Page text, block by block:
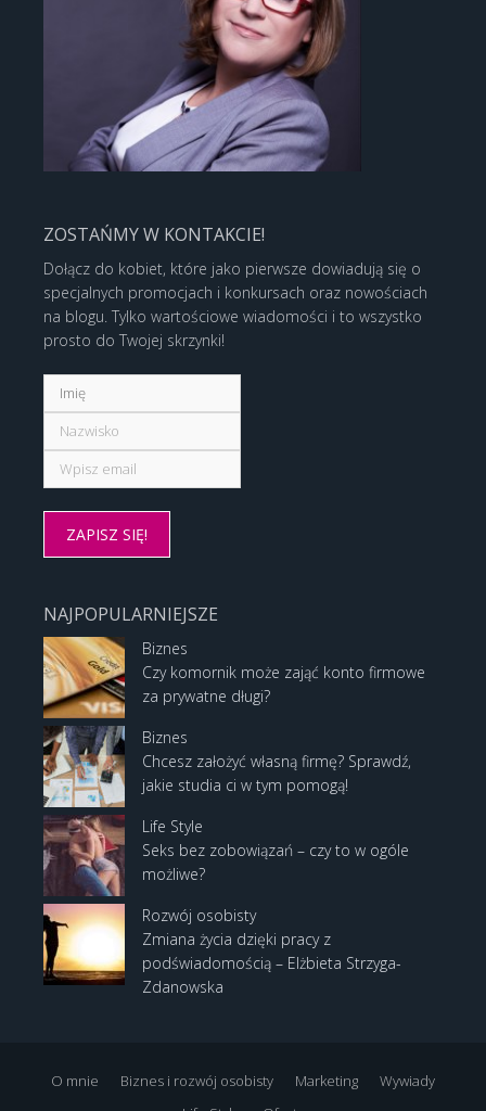
ZOSTAŃMY W KONTAKCIE!
Dołącz do kobiet, które jako pierwsze dowiadują się o
specjalnych promocjach i konkursach oraz nowościach
na blogu. Tylko wartościowe wiadomości i to wszystko
prosto do Twojej skrzynki!
NAJPOPULARNIEJSZE
Biznes
Czy komornik może zająć konto firmowe
za prywatne długi?
Biznes
Chcesz założyć własną firmę? Sprawdź,
jakie studia ci w tym pomogą!
Life Style
Seks bez zobowiązań – czy to w ogóle
możliwe?
Rozwój osobisty
Zmiana życia dzięki pracy z
podświadomością – Elżbieta Strzyga-
Zdanowska
O mnie Biznes i rozwój osobisty Marketing
Wywiady